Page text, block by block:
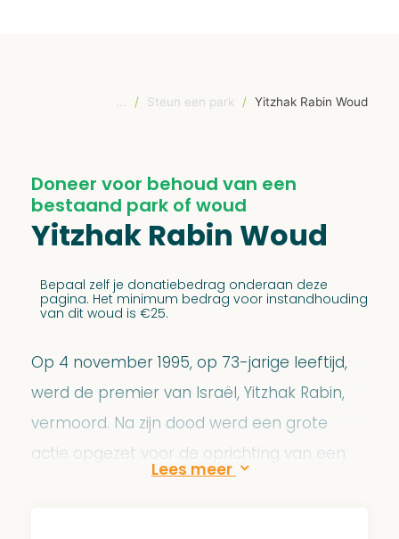
/ Steun een park / Yitzhak Rabin Woud
Doneer voor behoud van een
bestaand park of woud
Yitzhak Rabin Woud
Bepaal zelf je donatiebedrag onderaan deze
pagina. Het minimum bedrag voor instandhouding
van dit woud is €25.
Op 4 november 1995, op 73-jarige leeftijd,
werd de premier van Israël, Yitzhak Rabin,
vermoord. Na zijn dood werd een grote
actie opgezet voor de oprichting van een
woud ter nagedachtenis aan deze